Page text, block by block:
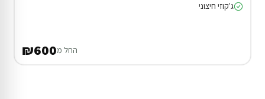
ג'קוזי חיצוני
החל מ₪600